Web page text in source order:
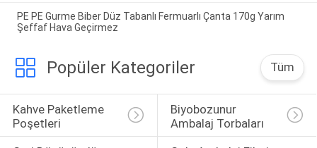
PE PE Gurme Biber Düz Tabanlı Fermuarlı Çanta 170g Yarım
Şeffaf Hava Geçirmez
Popüler Kategoriler Tüm
Kahve Paketleme
Poşetleri
Biyobozunur
Ambalaj Torbaları